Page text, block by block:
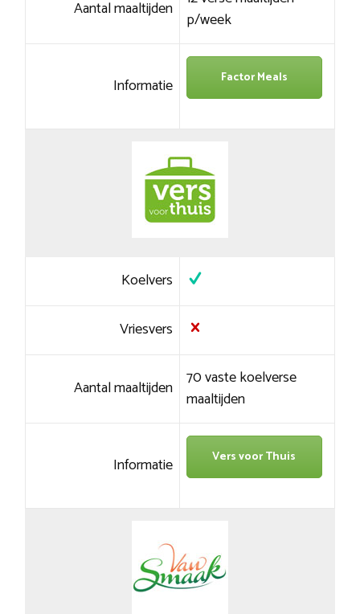
Aantal maaltijden p/week
Informatie Factor Meals
Koelvers
Vriesvers
Aantal maaltijden 70 vaste koelverse
maaltijden
Informatie Vers voor Thuis